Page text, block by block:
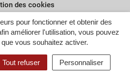
pour fonctionner et obtenir des
améliorer l'utilisation, vous pouvez
vous souhaitez activer.
Tout refuser Personnaliser
des cookies
Plan du site
de confidentialité
Crédits